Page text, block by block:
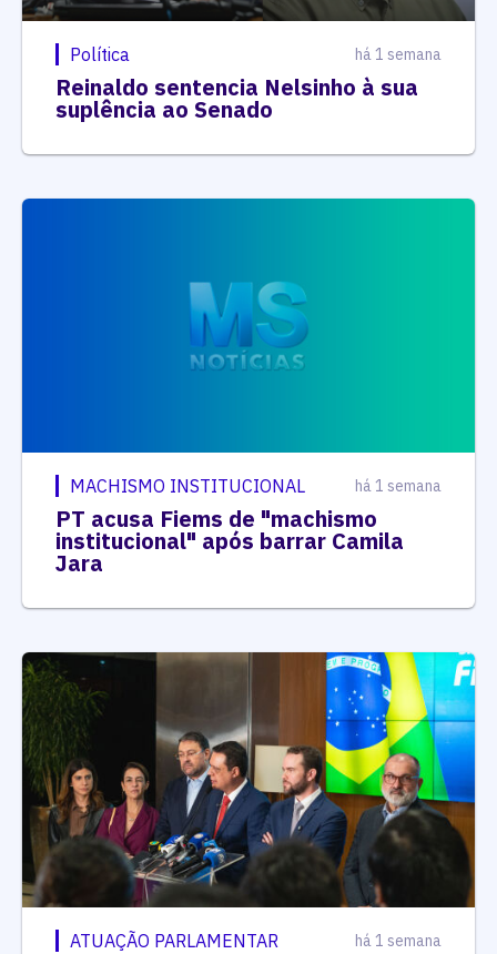
Política há 1 semana
Reinaldo sentencia Nelsinho à sua
suplência ao Senado
MACHISMO INSTITUCIONAL há 1 semana
PT acusa Fiems de "machismo
institucional" após barrar Camila
Jara
ATUAÇÃO PARLAMENTAR há 1 semana